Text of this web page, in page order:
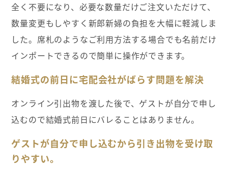
全く不要になり、必要な数量だけご注文いただけて、
数量変更もしやすく新郎新婦の負担を大幅に軽減しま
した。席札のようなご利用方法する場合でも名前だけ
インポートできるので簡単に操作ができます。
結婚式の前日に宅配会社がばらす問題を解決
オンライン引出物を渡した後で、ゲストが自分で申し
込むので結婚式前日にバレることはありません。
ゲストが自分で申し込むから引き出物を受け取
りやすい。